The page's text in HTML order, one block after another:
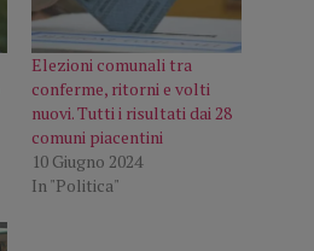
Elezioni comunali tra
conferme, ritorni e volti
nuovi. Tutti i risultati dai 28
comuni piacentini
10 Giugno 2024
In "Politica"